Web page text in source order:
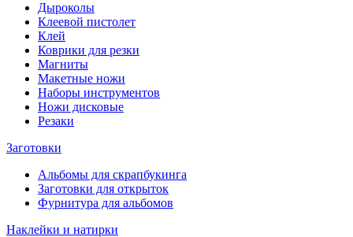
Дыроколы
Клеевой пистолет
Клей
Коврики для резки
Магниты
Макетные ножи
Наборы инструментов
Ножи дисковые
Резаки
Заготовки
Альбомы для скрапбукинга
Заготовки для открыток
Фурнитура для альбомов
Наклейки и натирки